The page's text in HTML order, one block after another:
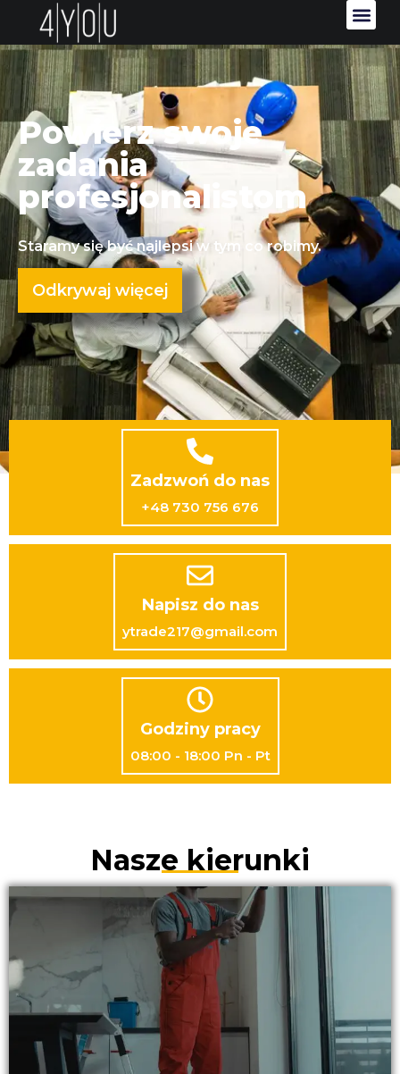
Powierz swoje
zadania
profesjonalistom
Staramy się być najlepsi w tym co robimy.
Odkrywaj więcej
Zadzwoń do nas
+48 730 756 676
Napisz do nas
ytrade217@gmail.com
Godziny pracy
08:00 - 18:00 Pn - Pt
Nasze kierunki